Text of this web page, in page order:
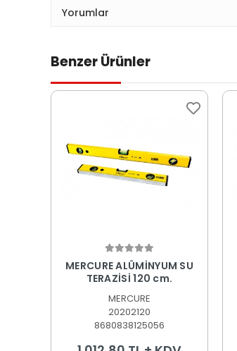
Yorumlar
Benzer Ürünler
Sepete Ekle
MERCURE ALÜMİNYUM SU
TERAZİSİ 120 cm.
MERCURE
20202120
8680838125056